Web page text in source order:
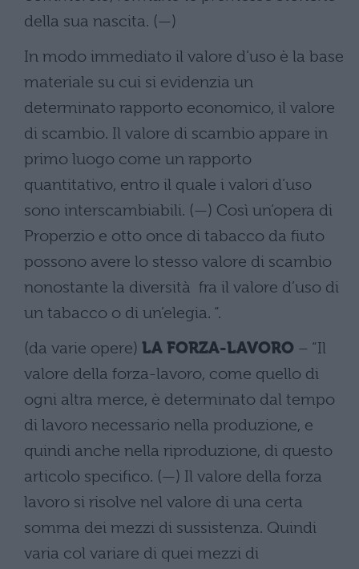
della sua nascita. (—)
In modo immediato il valore d’uso è la base
materiale su cui si evidenzia un
determinato rapporto economico, il valore
di scambio. Il valore di scambio appare in
primo luogo come un rapporto
quantitativo, entro il quale i valori d’uso
sono interscambiabili. (—) Così un’opera di
Properzio e otto once di tabacco da fiuto
possono avere lo stesso valore di scambio
nonostante la diversità fra il valore d’uso di
un tabacco o di un’elegia. “.
(da varie opere) LA FORZA-LAVORO – “Il
valore della forza-lavoro, come quello di
ogni altra merce, è determinato dal tempo
di lavoro necessario nella produzione, e
quindi anche nella riproduzione, di questo
articolo specifico. (—) Il valore della forza
lavoro si risolve nel valore di una certa
somma dei mezzi di sussistenza. Quindi
varia col variare di quei mezzi di